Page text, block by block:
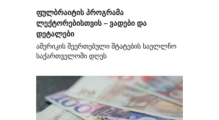
ფულბრაიტის პროგრამა
ლექტორებისთვის – ვადები და
დეტალები
ამერიკის შეერთებული შტატების საელლჩო
საქართველოში დღეს